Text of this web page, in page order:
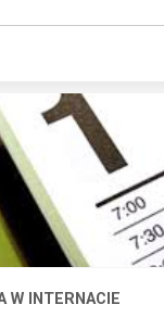
W INTERNACIE